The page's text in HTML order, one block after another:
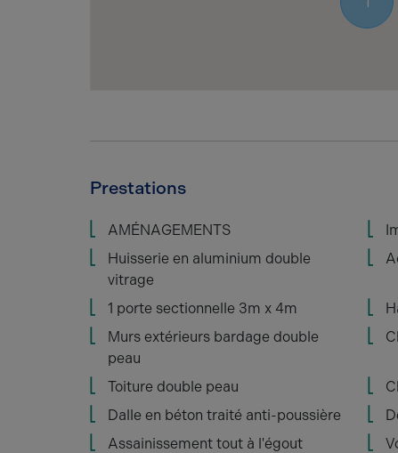
Prestations
AMÉNAGEMENTS
Huisserie en aluminium double
vitrage
1 porte sectionnelle 3m x 4m
Murs extérieurs bardage double
peau
Toiture double peau
Dalle en béton traité anti-poussière
Assainissement tout à l'égout